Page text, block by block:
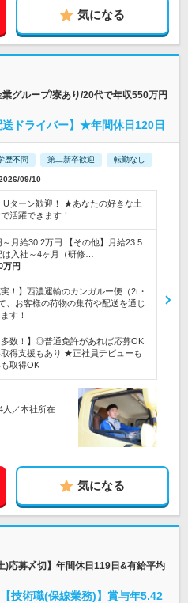
気になる
グループ/寮あり/20代で年収550万円
ドライバー】★年間休日120日
歴不問 第二新卒歓迎 転勤なし
09/10
ターン歓迎！ ★あなたの好きな土
活躍できます！…
～月給30.2万円 【その他】月給23.5
入社～4ヶ月（研修…
万円
！】西濃運輸のカンガルー便（2t・
、お客様の荷物の集荷や配送を通じ
す！
多数！】◎普通免許があれば応募OK
得支援もあり ★正社員デビューも
取得OK
人／本社所在
気になる
)応募〆切】年間休日119日&有給平均
技術職(保線業務)】賞与年5.42